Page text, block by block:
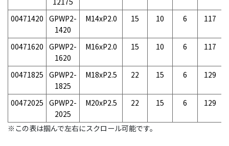
00471420 GPWP2-
1420
M14xP2.0 15 10 6 117
00471620 GPWP2-
1620
M16xP2.0 15 10 6 117
00471825 GPWP2-
1825
M18xP2.5 22 15 6 129
00472025 GPWP2-
2025
M20xP2.5 22 15 6 129
※この表は掴んで左右にスクロール可能です。